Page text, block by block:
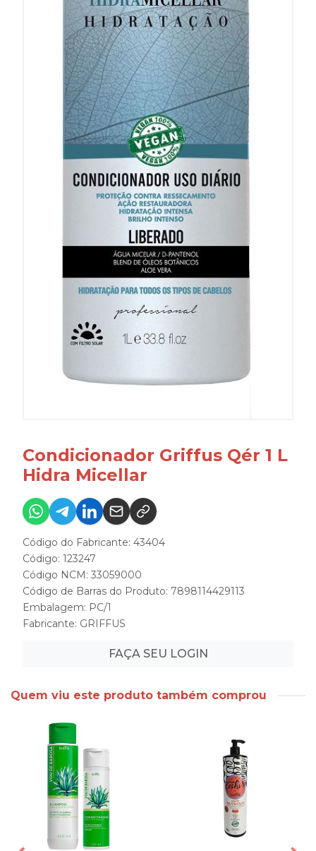
Condicionador Griffus Qér 1 L
Hidra Micellar
Código do Fabricante: 43404
Código: 123247
Código NCM: 33059000
Código de Barras do Produto: 7898114429113
Embalagem: PC/1
Fabricante: GRIFFUS
FAÇA SEU LOGIN
Quem viu este produto também comprou